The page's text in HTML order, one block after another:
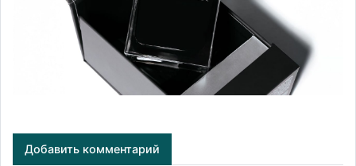
Добавить комментарий